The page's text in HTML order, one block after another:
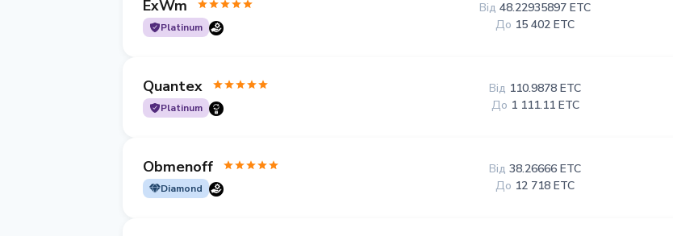
ExWm
Platinum
Від 48.22935897 ETC
До 15 402 ETC
Quantex
Platinum
Від 110.9878 ETC
До 1 111.11 ETC
Obmenoff
Diamond
Від 38.26666 ETC
До 12 718 ETC